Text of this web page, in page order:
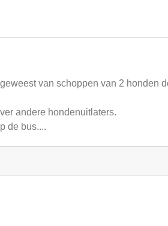
van schoppen van 2 honden
andere hondenuitlaters.
de bus....